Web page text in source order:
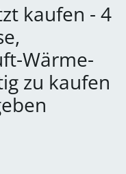
kaufen - 4
Wärme-
zu kaufen